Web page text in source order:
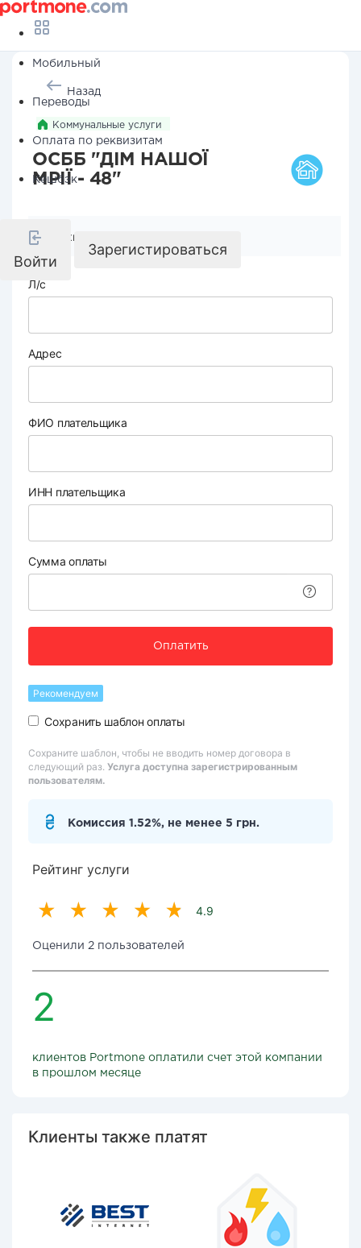
Мобильный
Переводы
Оплата по реквизитам
Кешбэк
Войти
Зарегистироваться
Назад
Коммунальные услуги
ОСББ "ДІМ НАШОЇ
МРІЇ - 48"
Реквизиты компании
Л/с
Адрес
ФИО плательщика
ИНН плательщика
Сумма оплаты
Оплатить
Рекомендуем
Сохранить шаблон оплаты
Сохраните шаблон, чтобы не вводить номер договора в
следующий раз. Услуга доступна зарегистрированным
пользователям.
Комиссия 1.52%, не менее 5 грн.
Рейтинг услуги
4.9
Оценили 2 пользователей
2
клиентов Portmone оплатили счет этой компании
в прошлом месяце
Клиенты также платят